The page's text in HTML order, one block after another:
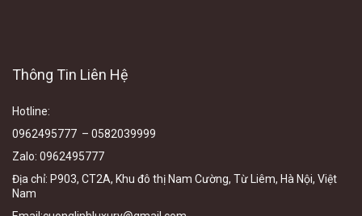
Thông Tin Liên Hệ
Hotline:
0962495777 – 0582039999
Zalo: 0962495777
Địa chỉ: P903, CT2A, Khu đô thị Nam Cường, Từ Liêm, Hà Nội, Việt
Nam